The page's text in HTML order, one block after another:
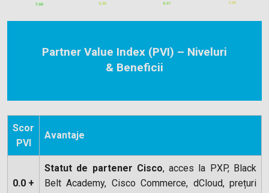
Partner Value Index (PVI) – Niveluri
& Beneficii
Scor
PVI
Avantaje
0.0 +
Statut de partener Cisco, acces la PXP, Black
Belt Academy, Cisco Commerce, dCloud, prețuri